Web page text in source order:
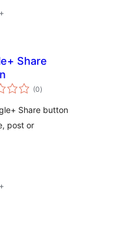
Share
(0total
aprecieri
)
Share button
post or